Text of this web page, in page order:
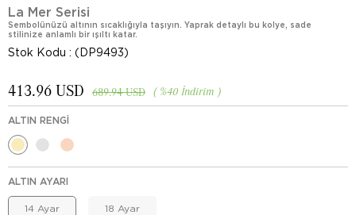
La Mer Serisi
Sembolünüzü altının sıcaklığıyla taşıyın. Yaprak detaylı bu kolye, sade
stilinize anlamlı bir ışıltı katar.
Stok Kodu (DP9493)
%40 İndirim
689.94 USD
413.96 USD
ALTIN RENGI
ALTIN AYARI
14 Ayar 18 Ayar